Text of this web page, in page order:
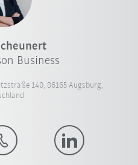
Business
140, 86165 Augsburg,